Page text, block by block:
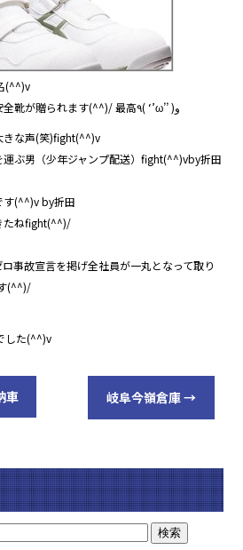
(^^)v
社長よりみんなが希望する安全靴が贈られます(^^)/ 最高٩( ‘’ω’’ )و
きな声(笑)fight(^^)v
ぶ男（少年ジャンプ配送）fight(^^)vby折田
す(^^)v by折田
たねfight(^^)/
事故宣言を掲げ全社員が一丸となって取り
(^^)/
した(^^)v
車 岐阜今嶺倉庫→